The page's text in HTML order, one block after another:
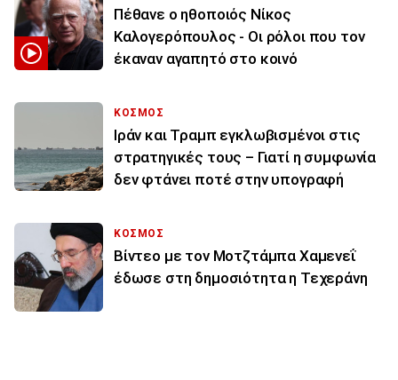
Πέθανε ο ηθοποιός Νίκος
Καλογερόπουλος - Οι ρόλοι που τον
έκαναν αγαπητό στο κοινό
ΚΟΣΜΟΣ
Ιράν και Τραμπ εγκλωβισμένοι στις
στρατηγικές τους – Γιατί η συμφωνία
δεν φτάνει ποτέ στην υπογραφή
ΚΟΣΜΟΣ
Βίντεο με τον Μοτζτάμπα Χαμενεΐ
έδωσε στη δημοσιότητα η Τεχεράνη